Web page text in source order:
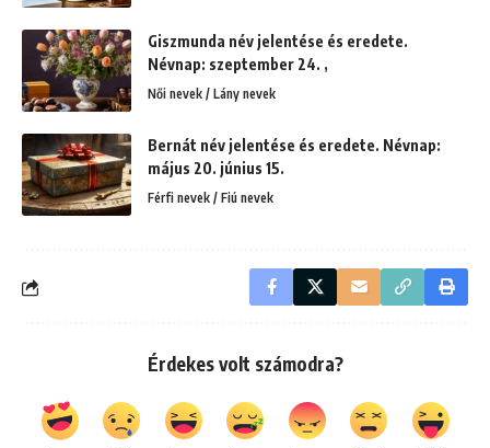
Giszmunda név jelentése és eredete.
Névnap: szeptember 24. ,
Női nevek / Lány nevek
Bernát név jelentése és eredete. Névnap:
május 20. június 15.
Férfi nevek / Fiú nevek
Érdekes volt számodra?